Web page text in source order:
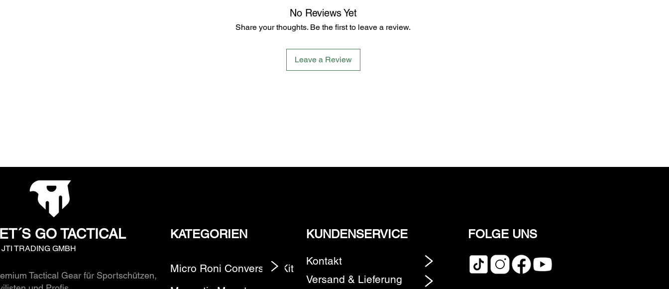
No Reviews Yet
Share your thoughts. Be the first to leave a review.
Leave a Review
GO TACTICAL KATEGORIEN
TRADING GMBH
Tactical Gear für Sportschützen,
Micro Roni Conversion Kit
KUNDENSERVICE
Kontakt
Versand & Lieferung
FOLGE UNS
Element